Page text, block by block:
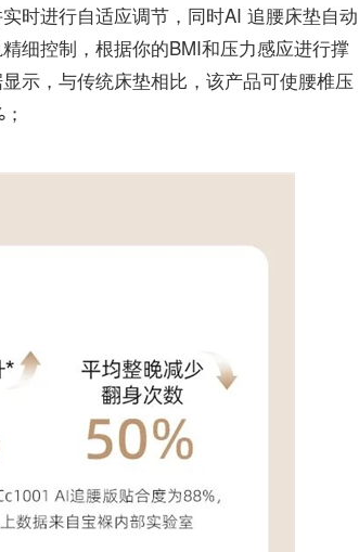
时进行自适应调节，同时AI 追腰床垫自动
细控制，根据你的BMI和压力感应进行撑
示，与传统床垫相比，该产品可使腰椎压